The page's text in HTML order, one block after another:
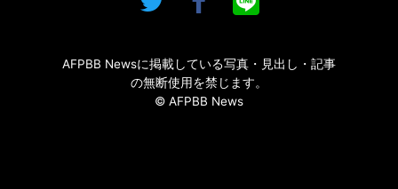
AFPBB Newsに掲載している写真・見出し・記事
の無断使用を禁じます。
© AFPBB News